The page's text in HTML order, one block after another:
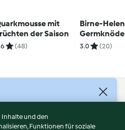
mit
der Saison
(48)
Birne-
3.0 (20)
Inhalte und den
Funktionen für soziale